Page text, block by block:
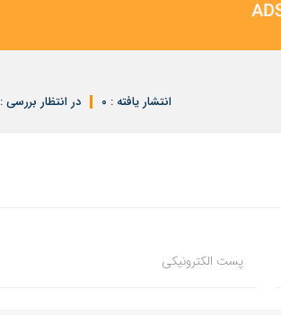
در انتظار بررسی : ۰ انتشار یافته : ۰
پست الکترونیکی